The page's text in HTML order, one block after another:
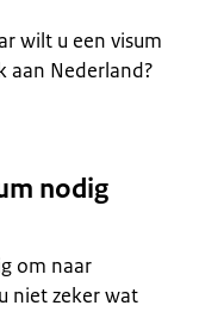
wilt u een visum
aan Nederland?
nodig
om naar
niet zeker wat